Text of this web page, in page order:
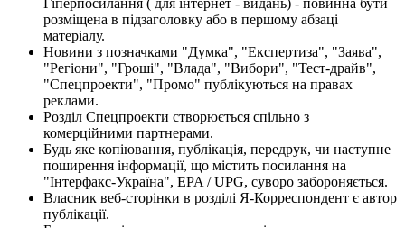
розміщена в підзаголовку або в першому абзаці
матеріалу.
Новини з позначками "Думка", "Експертиза", "Заява",
"Регіони", "Гроші", "Влада", "Вибори", "Тест-драйв",
"Спецпроекти", "Промо" публікуються на правах
реклами.
Розділ Спецпроекти створюється спільно з
комерційними партнерами.
Будь яке копіювання, публікація, передрук, чи наступне
поширення інформації, що містить посилання на
"Інтерфакс-Україна", EPA / UPG, суворо забороняється.
Власник веб-сторінки в розділі Я-Корреспондент є автор
публікації.